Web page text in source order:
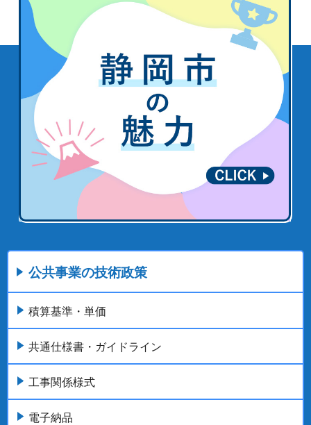
公共事業の技術政策
積算基準・単価
共通仕様書・ガイドライン
工事関係様式
電子納品